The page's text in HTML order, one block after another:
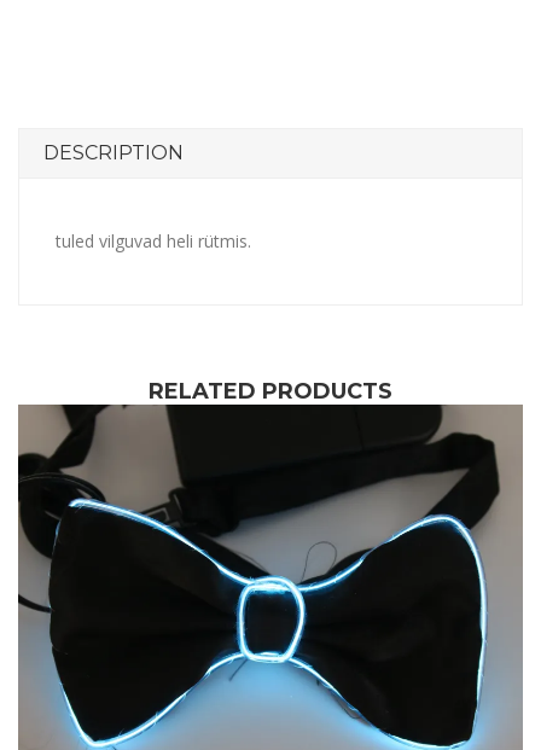
DESCRIPTION
tuled vilguvad heli rütmis.
RELATED PRODUCTS